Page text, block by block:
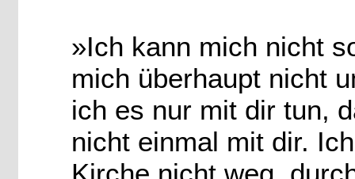
»Ich kann mich nicht
mich überhaupt nicht
ich es nur mit dir tun,
nicht einmal mit dir.